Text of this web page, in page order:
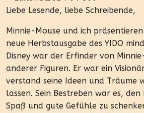
Liebe Lesende, liebe Schreibende,
Minnie-Mouse und ich
neue Herbstausgabe des YIDO
Disney war der Erfinder von
anderer Figuren. Er war ein
verstand seine Ideen und Träume
lassen. Sein Bestreben war es, den
Spaß und gute Gefühle zu